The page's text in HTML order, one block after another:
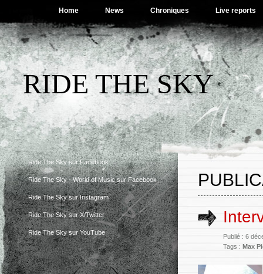
Home News Chroniques Live reports
RIDE THE SKY
Ride The Sky sur Facebook
Ride The Sky - World of Music sur Facebook
Ride The Sky sur Instagram
Ride The Sky sur X/Twitter
Ride The Sky sur YouTube
Publié : 6
Tags : Max